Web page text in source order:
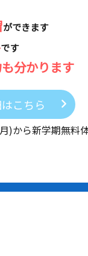
ができます
です
分かります
こちら
)から新学期無料